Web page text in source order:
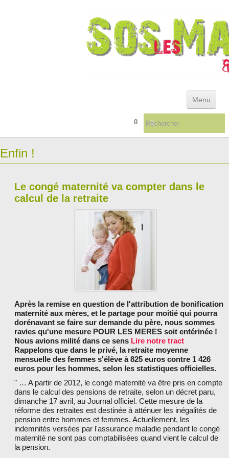
Menu
ACTUALITÉS & ARCHIVES
QUELQUES CONSEILS ... ▼
0
Enfin !
Le congé maternité va compter dans le
calcul de la retraite
Après la remise en question de l'attribution de bonification
maternité aux mères, et le partage pour moitié qui pourra
dorénavant se faire sur demande du père, nous sommes
ravies qu'une mesure POUR LES MERES soit entérinée !
Nous avions milité dans ce sens Lire notre tract
Rappelons que dans le privé, la retraite moyenne
mensuelle des femmes s'élève à 825 euros contre 1 426
euros pour les hommes, selon les statistiques officielles.
" … A partir de 2012, le congé maternité va être pris en compte
dans le calcul des pensions de retraite, selon un décret paru,
dimanche 17 avril, au Journal officiel. Cette mesure de la
réforme des retraites est destinée à atténuer les inégalités de
pension entre hommes et femmes. Actuellement, les
indemnités versées par l'assurance maladie pendant le congé
maternité ne sont pas comptabilisées quand vient le calcul de
la pension.